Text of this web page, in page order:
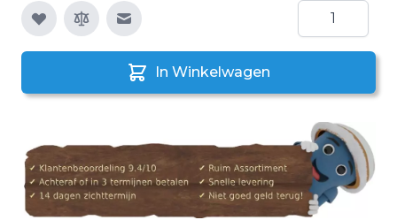
E-mail naar een vriend
Aantal
In Winkelwagen